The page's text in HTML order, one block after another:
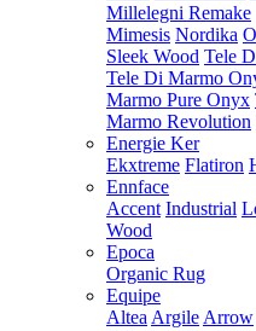
Millelegni Remake
Mimesis Nordika
Sleek Wood Tele
Tele Di Marmo
Marmo Pure Onyx
Marmo Revolution
Energie Ker
Ekxtreme Flatiron
Ennface
Accent Industrial
Wood
Epoca
Organic Rug
Equipe
Altea Argile Arrow